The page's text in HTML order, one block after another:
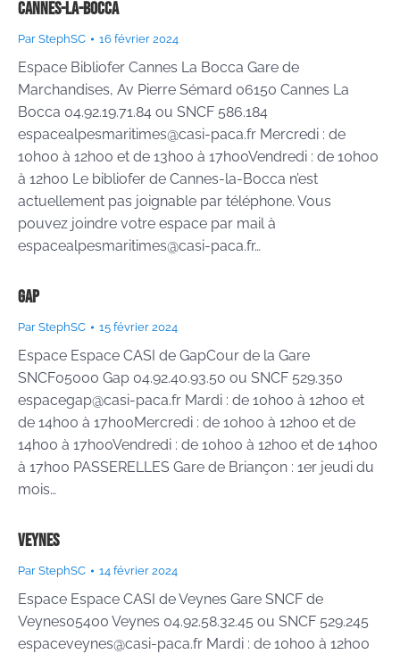
Cannes-la-Bocca
Par StephSC 16 février 2024
Espace Bibliofer Cannes La Bocca Gare de
Marchandises, Av Pierre Sémard 06150 Cannes La
Bocca 04.92.19.71.84 ou SNCF 586.184
espacealpesmaritimes@casi-paca.fr Mercredi : de
10h00 à 12h00 et de 13h00 à 17h00Vendredi : de 10h00
à 12h00 Le bibliofer de Cannes-la-Bocca n’est
actuellement pas joignable par téléphone. Vous
pouvez joindre votre espace par mail à
espacealpesmaritimes@casi-paca.fr…
GAP
Par StephSC 15 février 2024
Espace Espace CASI de GapCour de la Gare
SNCF05000 Gap 04.92.40.93.50 ou SNCF 529.350
espacegap@casi-paca.fr Mardi : de 10h00 à 12h00 et
de 14h00 à 17h00Mercredi : de 10h00 à 12h00 et de
14h00 à 17h00Vendredi : de 10h00 à 12h00 et de 14h00
à 17h00 PASSERELLES Gare de Briançon : 1er jeudi du
mois…
Veynes
Par StephSC 14 février 2024
Espace Espace CASI de Veynes Gare SNCF de
Veynes05400 Veynes 04.92.58.32.45 ou SNCF 529.245
espaceveynes@casi-paca.fr Mardi : de 10h00 à 12h00